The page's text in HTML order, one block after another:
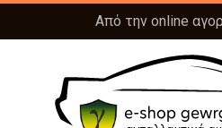
Από την online